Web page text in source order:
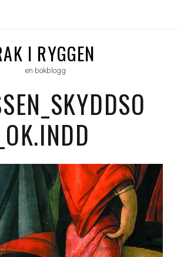
I RYGGEN
en bokblogg